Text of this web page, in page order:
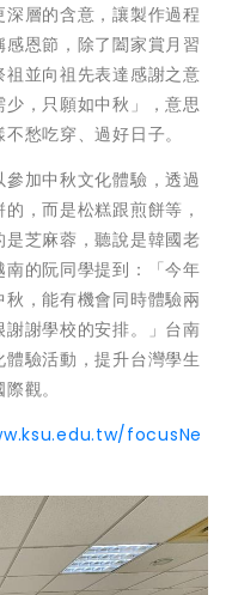
層的含意，讓製作過程
恩節，除了闔家賞月習
並向祖先表達感謝之意
，只願如中秋」，意思
愁吃穿、過好日子。
加中秋文化體驗，透過
，而是松糕跟煎餅等，
芝麻蓉，聽說是韓國老
的阮同學提到：「今年
，能有機會同時體驗兩
謝學校的安排。」台南
驗活動，提升台灣學生
觀。
focusNe